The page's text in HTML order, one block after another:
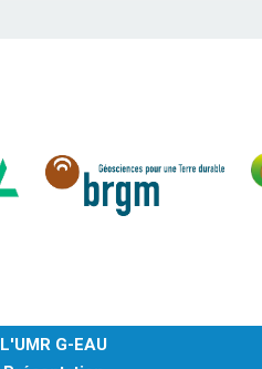
L'UMR G-EAU